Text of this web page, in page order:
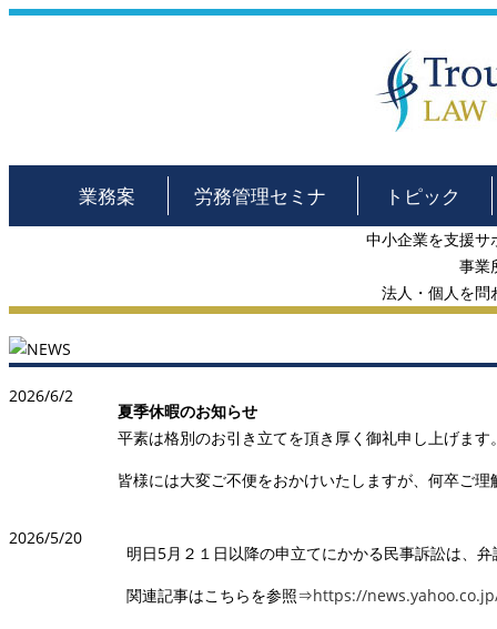
業務案
内
労務管理セミナ
ー
トピック
ス
中小企業を支援サ
事業
法人・個人を問
2026/6/2
夏季休暇のお知らせ
平素は格別のお引き立てを頂き厚く御礼申し上げま
皆様には大変ご不便をおかけいたしますが、何卒ご
2026/5/20
明日5月２１日以降の申立てにかかる民事訴訟は、
関連記事はこちらを参照⇒https://